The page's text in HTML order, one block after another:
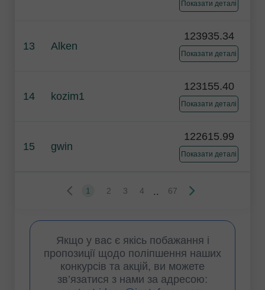
Показати деталі
13 Alken
123935.34
Показати деталі
14 kozim1
123155.40
Показати деталі
15 gwin
122615.99
Показати деталі
1 2 3 4 .. 67
Якщо у вас є якісь побажання і
пропозиції щодо поліпшення наших
конкурсів та акцій, ви можете
зв’язатися з нами за адресою: